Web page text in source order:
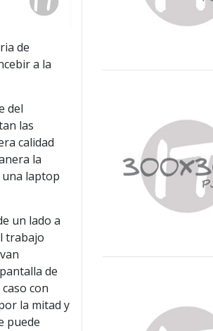
de
a la
del
las
calidad
la
laptop
un lado a
trabajo
de
con
la mitad y
puede